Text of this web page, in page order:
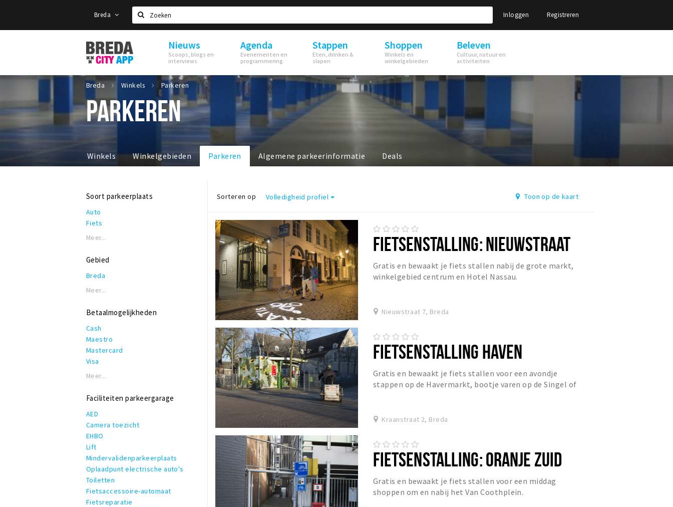
Breda
Zoeken
Inloggen Registreren
Stappen
&
Shoppen
Breda
Nieuws
Scoops, blogs en
interviews
Agenda
Evenementen en
programmering
Stappen
Eten, drinken &
slapen
Shoppen
Winkels en
winkelgebieden
Beleven
Cultuur, natuur en
activiteiten
Breda Winkels Parkeren
PARKEREN
Winkels Winkelgebieden Parkeren Algemene parkeerinformatie Deals
Soort parkeerplaats
Auto
Fiets
Meer...
Gebied
Breda
Meer...
Betaalmogelijkheden
Cash
Maestro
Mastercard
Visa
Meer...
Faciliteiten parkeergarage
AED
Camera toezicht
EHBO
Lift
Mindervalidenparkeerplaats
Oplaadpunt electrische auto's
Toiletten
Fietsaccessoire-automaat
Fietsreparatie
Sorteren op Volledigheid profiel Toon op de kaart
FIETSENSTALLING: NIEUWSTRAAT
Gratis en bewaakt je fiets stallen nabij de grote markt,
winkelgebied centrum en Hotel Nassau.
Nieuwstraat 7, Breda
FIETSENSTALLING HAVEN
Gratis en bewaakt je fiets stallen voor een avondje
stappen op de Havermarkt, bootje varen op de Singel of
Kraanstraat 2, Breda
FIETSENSTALLING: ORANJE ZUID
Gratis en bewaakt je fiets stallen voor een middag
shoppen om en nabij het Van Coothplein.